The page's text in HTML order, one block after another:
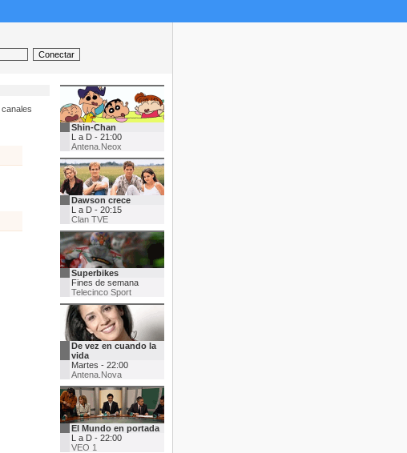
Shin-Chan
L a D - 21:00
Antena.Neox
Dawson crece
L a D - 20:15
Clan TVE
Superbikes
Fines de semana
Telecinco Sport
De vez en cuando la
vida
Martes - 22:00
Antena.Nova
El Mundo en portada
L a D - 22:00
VEO 1